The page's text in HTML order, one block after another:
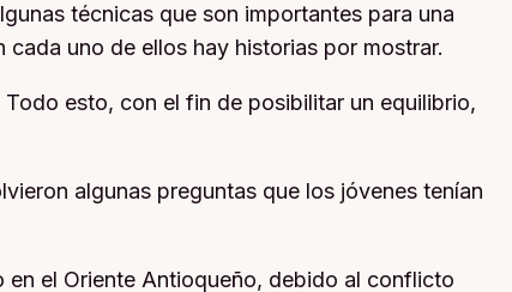
técnicas que son importantes para una
uno de ellos hay historias por mostrar.
esto, con el fin de posibilitar un equilibrio,
algunas preguntas que los jóvenes tenían
en el Oriente Antioqueño, debido al conflicto